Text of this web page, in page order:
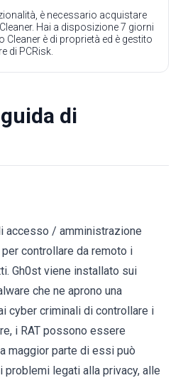
è necessario acquistare
Hai a disposizione 7 giorni
Cleaner è di proprietà ed è gestito
di PCRisk.
di
accesso / amministrazione
controllare da remoto i
Gh0st viene installato sui
che ne aprono una
cyber criminali di controllare i
i RAT possono essere
maggior parte di essi può
legati alla privacy, alle